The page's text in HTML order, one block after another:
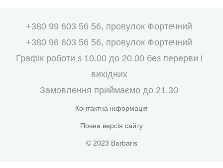
+380 99 603 56 56, провулок Фортечний
+380 96 603 56 56, провулок Фортечний
Графік роботи з 10.00 до 20.00 без перерви і
вихідних
Замовлення приймаємо до 21.30
Контактна інформація
Повна версія сайту
© 2023 Barbaris